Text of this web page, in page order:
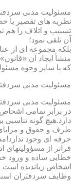
مسئولیت مدنی
نظریه های تقصیر یا
تسبیب و اتلاف را هم
آن تلقی نمود؛
بلکه مجموعه ای از
منشأ ایجاد آن
که با سایر وجوه
مسئولیت مدنی
مسئولیت مدنی
در برابر تمامی
دارد.هیچ گونه
طرف و حقوق و
حرفه ای وجود
فراتر از
خطایی ساده و ورود
اشخاص زیاندیده است
وظایف سردفتران